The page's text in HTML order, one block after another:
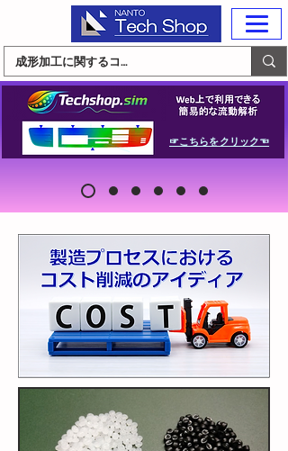
☞こちらをクリック☜